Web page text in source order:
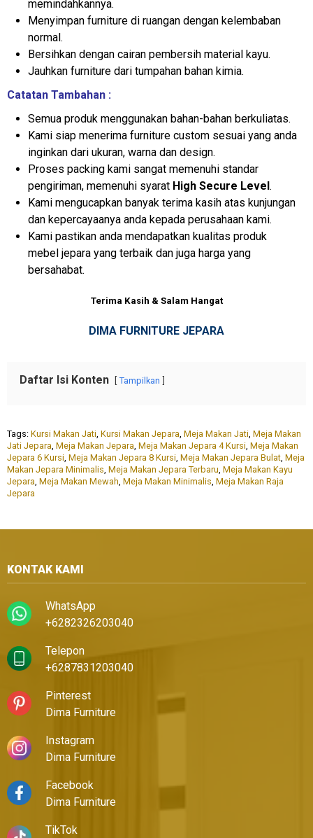
memindahkannya.
Menyimpan furniture di ruangan dengan kelembaban
normal.
Bersihkan dengan cairan pembersih material kayu.
Jauhkan furniture dari tumpahan bahan kimia.
Catatan Tambahan :
Semua produk menggunakan bahan-bahan berkuliatas.
Kami siap menerima furniture custom sesuai yang anda
inginkan dari ukuran, warna dan design.
Proses packing kami sangat memenuhi standar
pengiriman, memenuhi syarat High Secure Level.
Kami mengucapkan banyak terima kasih atas kunjungan
dan kepercayaanya anda kepada perusahaan kami.
Kami pastikan anda mendapatkan kualitas produk
mebel jepara yang terbaik dan juga harga yang
bersahabat.
Terima Kasih & Salam Hangat
DIMA FURNITURE JEPARA
Daftar Isi Konten Tampilkan
Tags: Kursi Makan Jati, Kursi Makan Jepara, Meja Makan Jati, Meja Makan
Jati Jepara, Meja Makan Jepara, Meja Makan Jepara 4 Kursi, Meja Makan
Jepara 6 Kursi, Meja Makan Jepara 8 Kursi, Meja Makan Jepara Bulat, Meja
Makan Jepara Minimalis, Meja Makan Jepara Terbaru, Meja Makan Kayu
Jepara, Meja Makan Mewah, Meja Makan Minimalis, Meja Makan Raja
Jepara
KONTAK KAMI
WhatsApp
+6282326203040
Telepon
+6287831203040
Pinterest
Dima Furniture
Instagram
Dima Furniture
Facebook
Dima Furniture
TikTok